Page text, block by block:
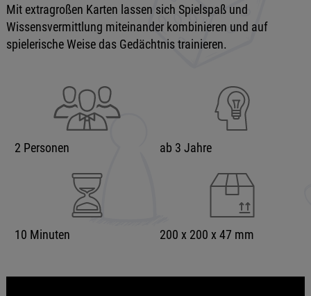
Mit extragroßen Karten lassen sich Spielspaß und
Wissensvermittlung miteinander kombinieren und auf
spielerische Weise das Gedächtnis trainieren.
2 Personen ab 3 Jahre
10 Minuten 200 x 200 x 47 mm